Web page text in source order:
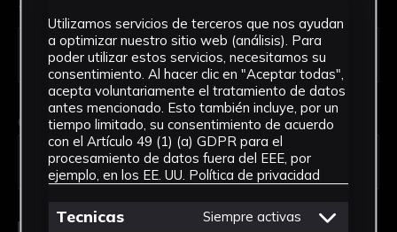
Tipo de uso *
Obra en la que está interesado/a*
FPED-0060/Libro de Historia de España
(segundo grado)
Utilizamos servicios de terceros que nos ayudan
a optimizar nuestro sitio web (análisis). Para
poder utilizar estos servicios, necesitamos su
consentimiento. Al hacer clic en "Aceptar todas",
acepta voluntariamente el tratamiento de datos
antes mencionado. Esto también incluye, por un
tiempo limitado, su consentimiento de acuerdo
con el Artículo 49 (1) (a) GDPR para el
procesamiento de datos fuera del EEE, por
ejemplo, en los EE. UU. Política de privacidad
Tecnicas Siempre activas